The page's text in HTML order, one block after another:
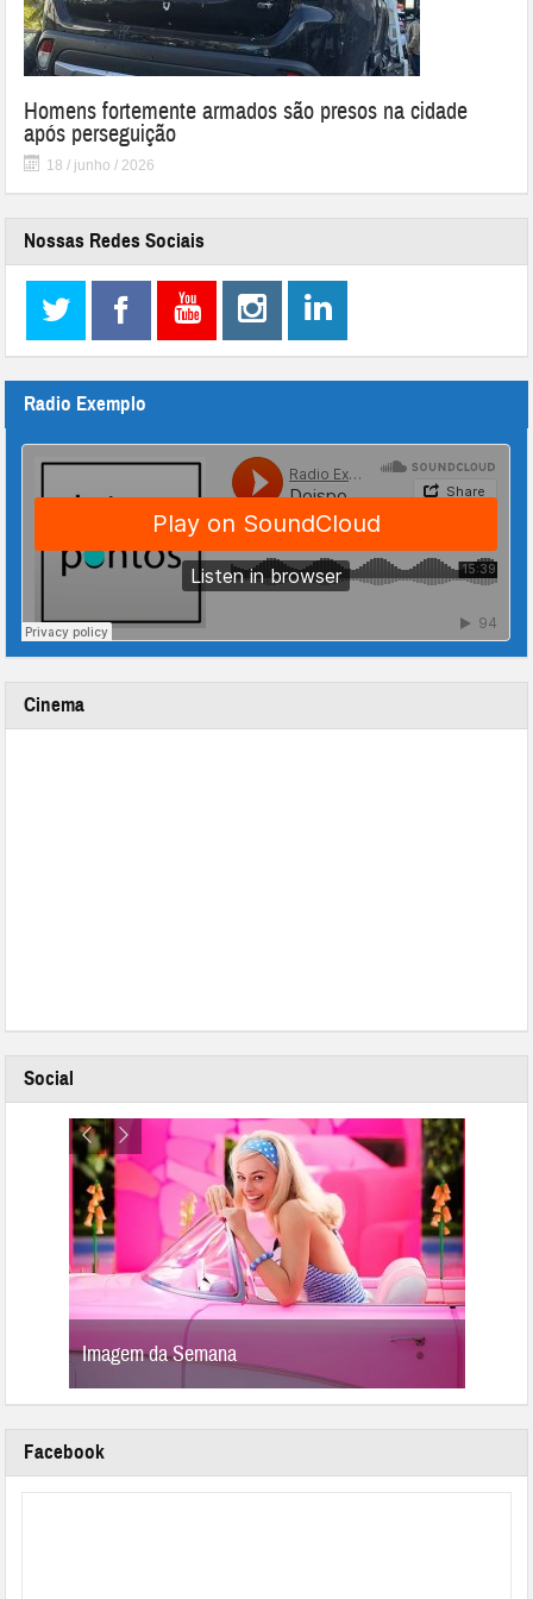
Homens fortemente armados são presos na cidade
após perseguição
18 / junho / 2026
Nossas Redes Sociais
Radio Exemplo
Cinema
Social
Imagem da Semana
Facebook